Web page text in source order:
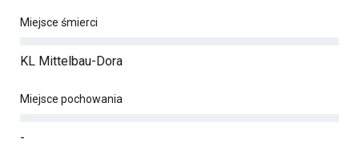
Miejsce śmierci
KL Mittelbau-Dora
Miejsce pochowania
-